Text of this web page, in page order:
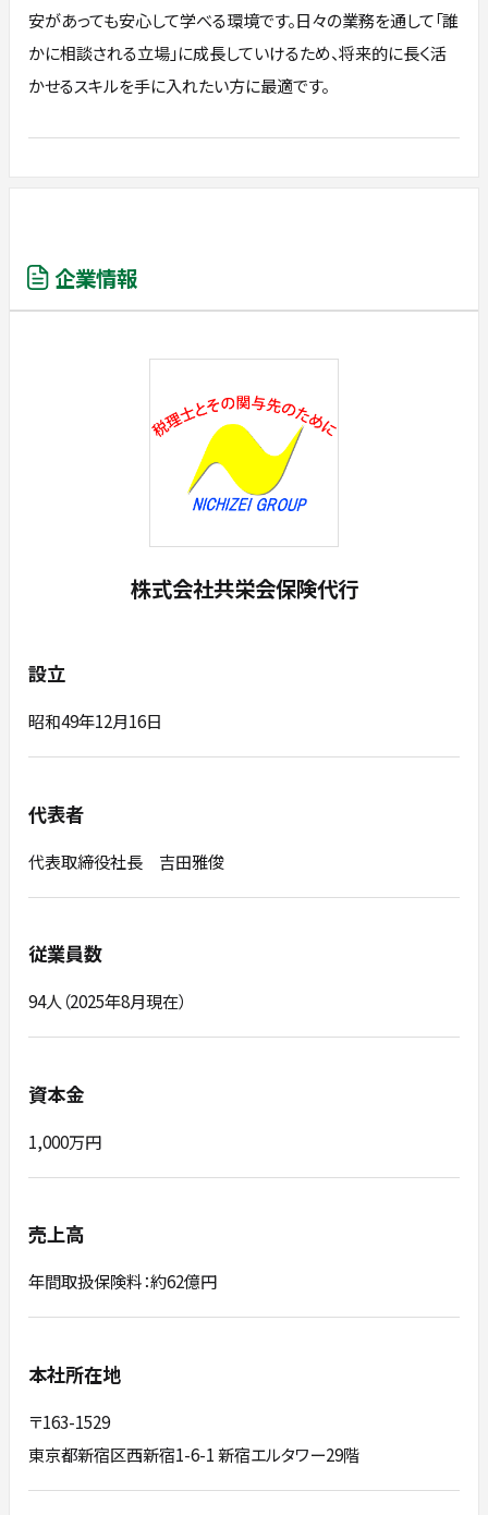
安があっても安心して学べる環境です。日々の業務を通して「誰
かに相談される立場」に成長していけるため、将来的に長く活
かせるスキルを手に入れたい方に最適です。
企業情報
株式会社共栄会保険代行
設立
昭和49年12月16日
代表者
代表取締役社長 吉田雅俊
従業員数
94人（2025年8月現在）
資本金
1,000万円
売上高
年間取扱保険料：約62億円
本社所在地
〒163-1529
東京都新宿区西新宿1-6-1 新宿エルタワー29階